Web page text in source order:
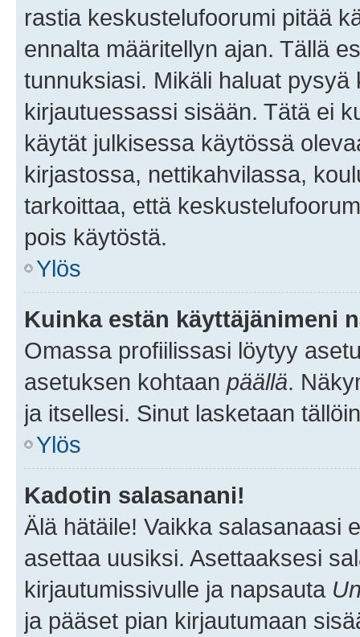
rastia keskustelufoorumi pitää
ennalta määritellyn ajan. Tällä
tunnuksiasi. Mikäli haluat
kirjautuessassi sisään. Tätä ei
käytät julkisessa käytössä
kirjastossa, nettikahvilassa,
tarkoittaa, että
pois käytöstä.
Ylös
Kuinka estän käyttäjänimeni
Omassa profiilissasi löytyy
asetuksen kohtaan päällä.
ja itsellesi. Sinut lasketaan
Ylös
Kadotin salasanani!
Älä hätäile! Vaikka salasanaasi
asettaa uusiksi. Asettaaksesi
kirjautumissivulle ja napsauta
ja pääset pian kirjautumaan